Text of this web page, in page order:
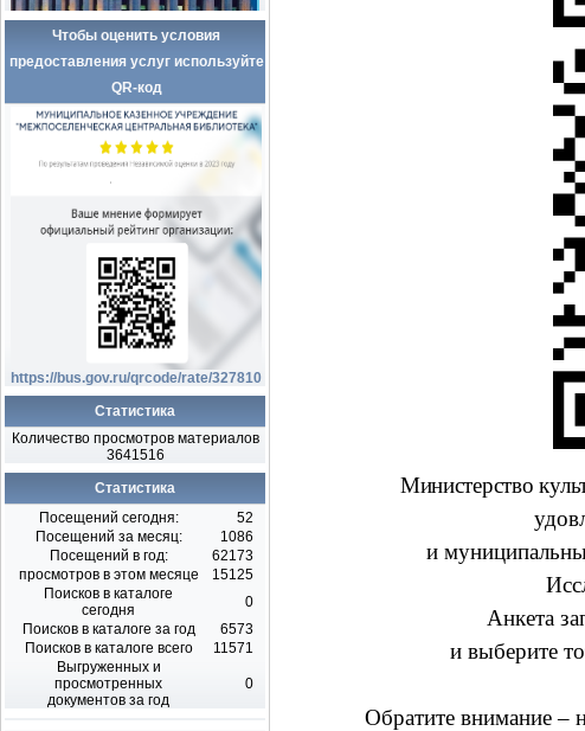
Чтобы оценить условия
предоставления услуг используйте
QR-код
https://bus.gov.ru/qrcode/rate/327810
Статистика
Количество просмотров материалов
3641516
Статистика
Посещений сегодня:
52
Посещений за месяц:
1086
Посещений в год:
62173
просмотров в этом месяце
15125
Поисков в каталоге
сегодня
0
Поисков в каталоге за год
6573
Поисков в каталоге всего
11571
Выгруженных и
просмотренных
документов за год
0
Министерство
и
Анкета
и выберите
Обратите внимание –